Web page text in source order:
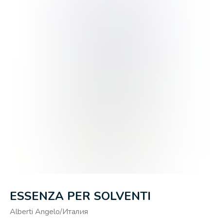
ESSENZA PER SOLVENTI
Alberti Angelo/Италия